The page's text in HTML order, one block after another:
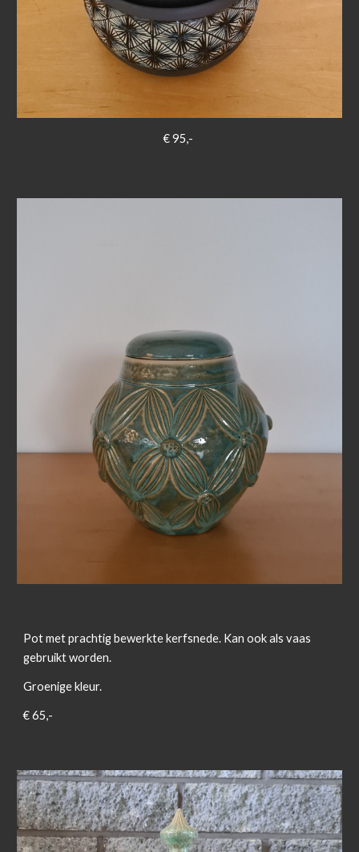
€ 95,-
Pot met prachtig bewerkte kerfsnede. Kan ook als vaas
gebruikt worden.
Groenige kleur.
€ 65,-